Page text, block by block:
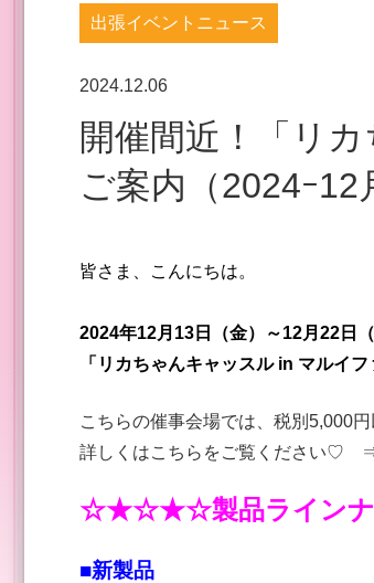
出張イベントニュース
2024.12.06
開催間近！「リカちゃんキャッスル in マルイファミリー海老名」催事イベントの
ご案内（2024ｰ12
皆さま、こんにちは。
2024年12月13日（金）～12月22日（
「リカちゃんキャッスル in マルイフ
こちらの催事会場では、税別5,000
詳しくはこちらをご覧ください
☆★☆★☆製品ライン
■新製品